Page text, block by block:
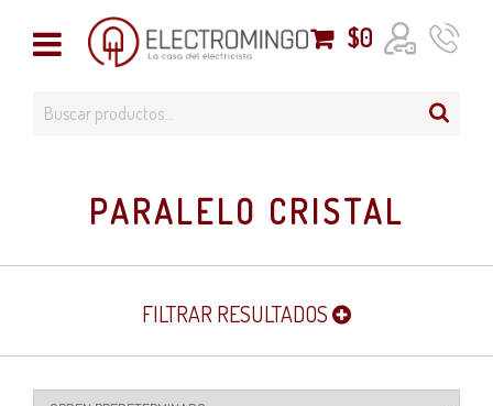
$0
PARALELO CRISTAL
FILTRAR RESULTADOS